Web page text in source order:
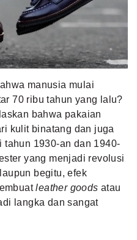
manusia mulai
70 ribu tahun yang lalu?
bahwa pakaian
kulit binatang dan juga
tahun 1930-an dan 1940-
yang menjadi revolusi
begitu, efek
leather goodsatau
langka dan sangat